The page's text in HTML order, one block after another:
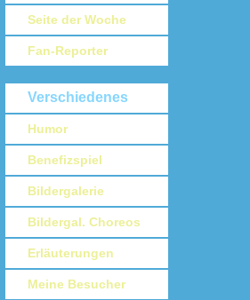
Seite der Woche
Fan-Reporter
Verschiedenes
Humor
Benefizspiel
Bildergalerie
Bildergal. Choreos
Erläuterungen
Meine Besucher